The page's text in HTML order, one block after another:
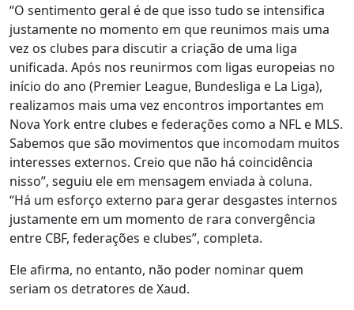
“O sentimento geral é de que isso tudo se intensifica
justamente no momento em que reunimos mais uma
vez os clubes para discutir a criação de uma liga
unificada. Após nos reunirmos com ligas europeias no
início do ano (Premier League, Bundesliga e La Liga),
realizamos mais uma vez encontros importantes em
Nova York entre clubes e federações como a NFL e MLS.
Sabemos que são movimentos que incomodam muitos
interesses externos. Creio que não há coincidência
nisso”, seguiu ele em mensagem enviada à coluna.
“Há um esforço externo para gerar desgastes internos
justamente em um momento de rara convergência
entre CBF, federações e clubes”, completa.
Ele afirma, no entanto, não poder nominar quem
seriam os detratores de Xaud.